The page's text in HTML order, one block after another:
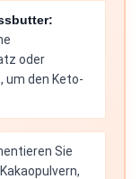
oder
um den Keto-
Sie